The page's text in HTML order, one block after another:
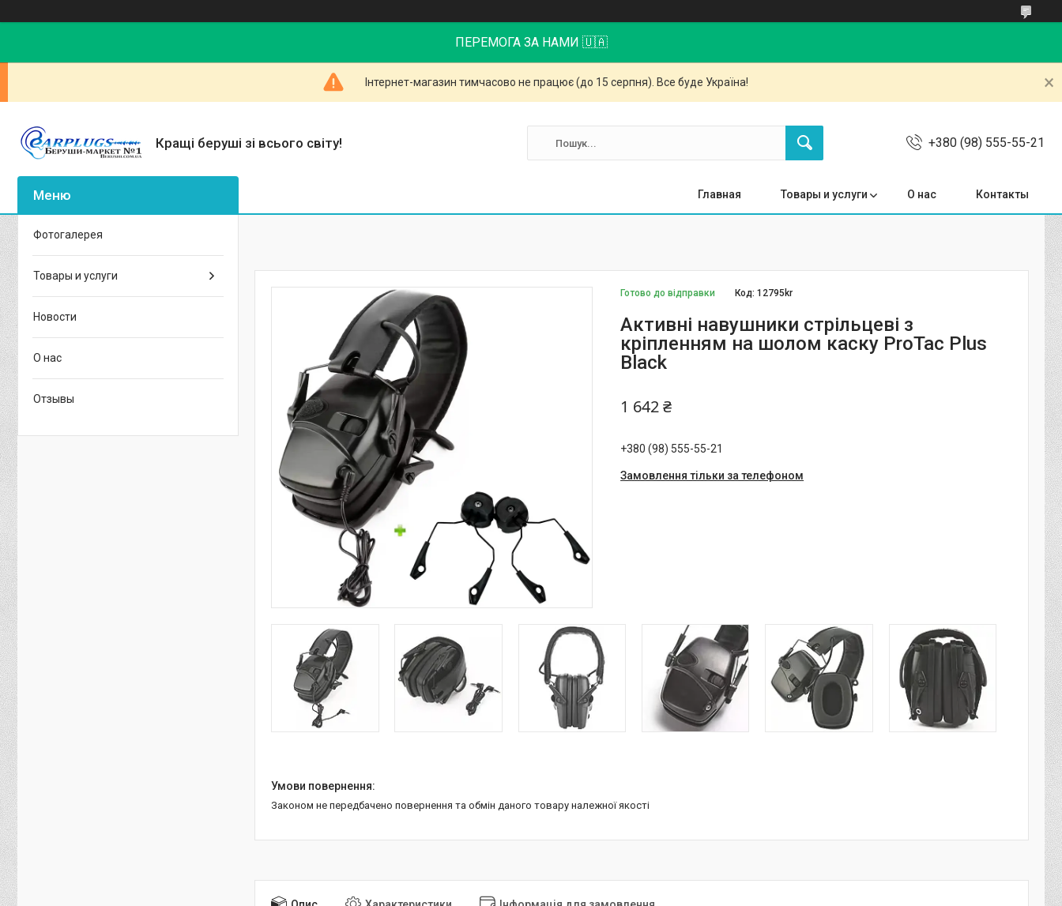
ПЕРЕМОГА ЗА НАМИ 🇺🇦
Інтернет-магазин тимчасово не працює (до 15 серпня). Все буде Україна!
Кращі беруші зі всього світу! +380 (98) 555-55-21
Главная Товары и услуги О нас Контакты
Готово до відправки Код:12795kr
Активні навушники стрільцеві з
кріпленням на шолом каску ProTac Plus
Black
1 642 ₴
+380 (98) 555-55-21
Замовлення тільки за телефоном
Законом не передбачено повернення та обмін даного товару належної якості
Фотогалерея
Товары и услуги
Новости
О нас
Отзывы